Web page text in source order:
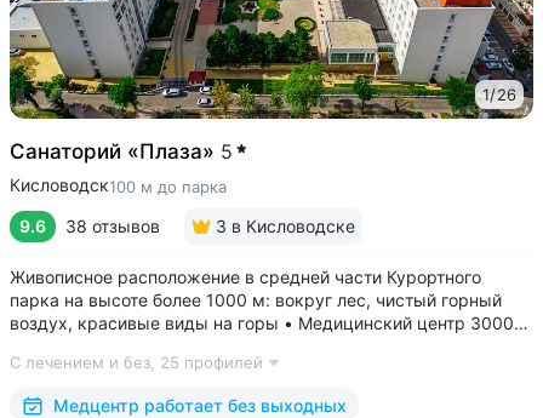
1/26
Санаторий «Плаза» 5
Кисловодск100 м до парка
9.6 38 отзывов 3 в Кисловодске
Живописное расположение в средней части Курортного
парка на высоте более 1000 м: вокруг лес, чистый горный
воздух, красивые виды на горы • Медицинский центр 3000
квалификации • Более 1000 видов диагностики и ДНК-
исследований. Есть диагностика...
С лечением и без, 25 профилей
Медцентр работает без выходных